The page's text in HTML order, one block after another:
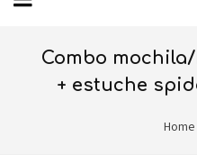
combo mochila/morral + lonchera
+ estuche
Home